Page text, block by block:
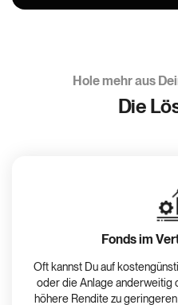
Hole mehr aus
Die
Fonds im
Oft kannst Du auf
oder die Anlage anderweitig
höhere Rendite zu